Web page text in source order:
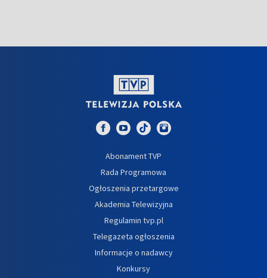
Abonament TVP
Rada Programowa
Ogłoszenia przetargowe
Akademia Telewizyjna
Regulamin tvp.pl
Telegazeta ogłoszenia
Informacje o nadawcy
Konkursy